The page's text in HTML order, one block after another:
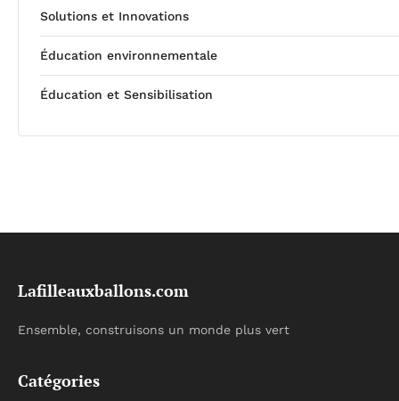
Solutions et Innovations
Éducation environnementale
Éducation et Sensibilisation
Lafilleauxballons.com
Ensemble, construisons un monde plus vert
Catégories